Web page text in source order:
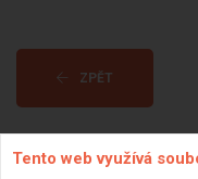
ZPĚT
Aktualizováno z
Tento web využívá